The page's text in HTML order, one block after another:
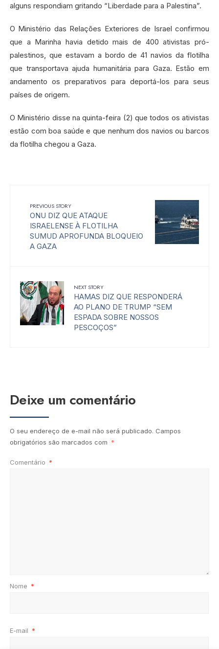
alguns respondiam gritando “Liberdade para a Palestina”.
O Ministério das Relações Exteriores de Israel confirmou
que a Marinha havia detido mais de 400 ativistas pró-
palestinos, que estavam a bordo de 41 navios da flotilha
que transportava ajuda humanitária para Gaza. Estão em
andamento os preparativos para deportá-los para seus
países de origem.
O Ministério disse na quinta-feira (2) que todos os ativistas
estão com boa saúde e que nenhum dos navios ou barcos
da flotilha chegou a Gaza.
PREVIOUS STORY
ONU DIZ QUE ATAQUE
ISRAELENSE À FLOTILHA
SUMUD APROFUNDA BLOQUEIO
A GAZA
NEXT STORY
HAMAS DIZ QUE RESPONDERÁ
AO PLANO DE TRUMP “SEM
ESPADA SOBRE NOSSOS
PESCOÇOS”
Deixe um comentário
O seu endereço de e-mail não será publicado. Campos
obrigatórios são marcados com *
Comentário *
Nome *
E-mail *